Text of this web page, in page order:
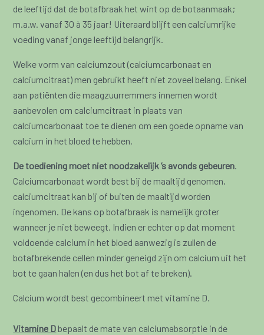
de leeftijd dat de botafbraak het wint op de botaanmaak;
m.a.w. vanaf 30 à 35 jaar! Uiteraard blijft een calciumrijke
voeding vanaf jonge leeftijd belangrijk.
Welke vorm van calciumzout (calciumcarbonaat en
calciumcitraat) men gebruikt heeft niet zoveel belang. Enkel
aan patiënten die maagzuurremmers innemen wordt
aanbevolen om calciumcitraat in plaats van
calciumcarbonaat toe te dienen om een goede opname van
calcium in het bloed te hebben.
De toediening moet niet noodzakelijk ’s avonds gebeuren.
Calciumcarbonaat wordt best bij de maaltijd genomen,
calciumcitraat kan bij of buiten de maaltijd worden
ingenomen. De kans op botafbraak is namelijk groter
wanneer je niet beweegt. Indien er echter op dat moment
voldoende calcium in het bloed aanwezig is zullen de
botafbrekende cellen minder geneigd zijn om calcium uit het
bot te gaan halen (en dus het bot af te breken).
Calcium wordt best gecombineert met vitamine D.
Vitamine D bepaalt de mate van calciumabsorptie in de